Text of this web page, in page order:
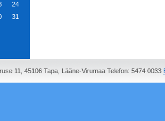
24
31
11, 45106 Tapa, Lääne-Virumaa Telefon: 5474 0033